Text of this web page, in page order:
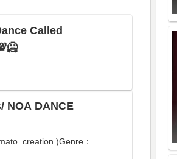
Called
NOA DANCE
)Genre：